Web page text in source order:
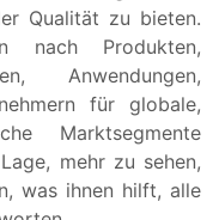
Qualität zu bieten.
nach Produkten,
Anwendungen,
für globale,
Marktsegmente
mehr zu sehen,
was ihnen hilft, alle